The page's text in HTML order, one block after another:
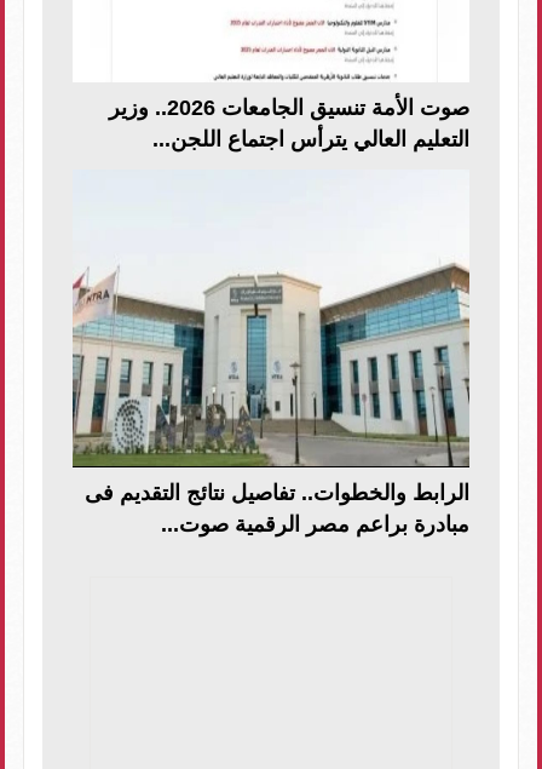
صوت الأمة تنسيق الجامعات 2026.. وزير
التعليم العالي يترأس اجتماع اللجن...
الرابط والخطوات.. تفاصيل نتائج التقديم فى
مبادرة براعم مصر الرقمية صوت...